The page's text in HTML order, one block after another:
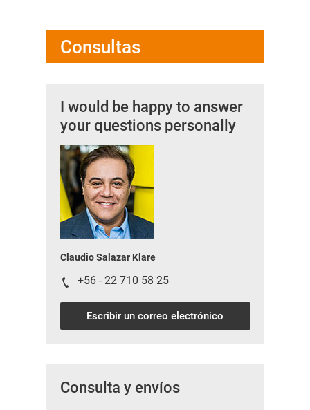
Consultas
I would be happy to answer
your questions personally
Claudio Salazar Klare
+56 - 22 710 58 25
Escribir un correo electrónico
Consulta y envíos